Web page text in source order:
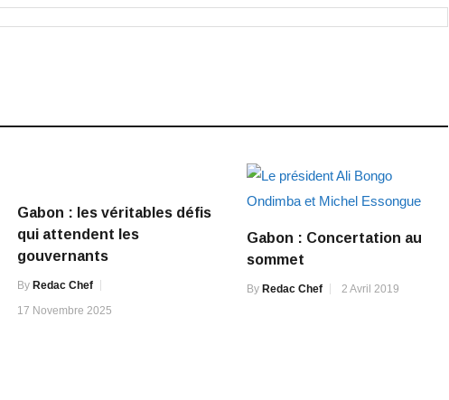
Gabon : les véritables défis
qui attendent les
gouvernants
ByRedac Chef
17 Novembre 2025
Gabon : Concertation au
sommet
By Redac Chef 2 Avril 2019